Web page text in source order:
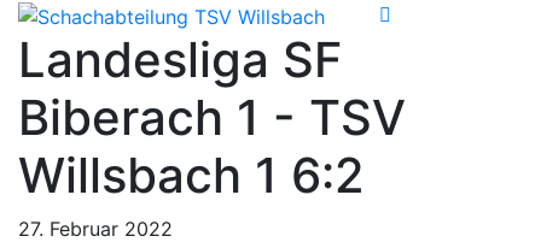
Landesliga SF
Biberach 1 - TSV
Willsbach 1 6:2
27. Februar 2022